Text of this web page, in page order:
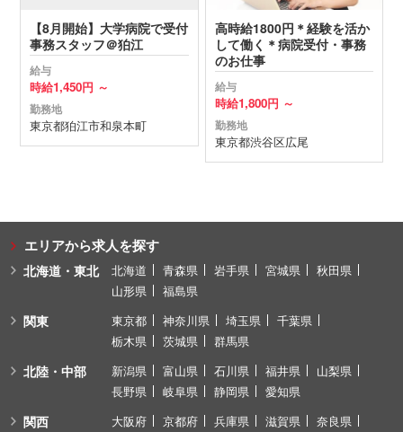
【8月開始】大学病院で受付
事務スタッフ＠狛江
給与
時給1,450円 ～
勤務地
東京都狛江市和泉本町
高時給1800円＊経験を活か
して働く＊病院受付・事務
のお仕事
給与
時給1,800円 ～
勤務地
東京都渋谷区広尾
エリアから求人を探す
北海道・東北 北海道 青森県 岩手県 宮城県
秋田県
山形県
福島県
関東 東京都 神奈川県 埼玉県
千葉県
栃木県
茨城県 群馬県
北陸・中部 新潟県 富山県 石川県 福井県
山梨県
長野県
岐阜県 静岡県 愛知県
関西 大阪府 京都府 兵庫県 滋賀県
奈良県